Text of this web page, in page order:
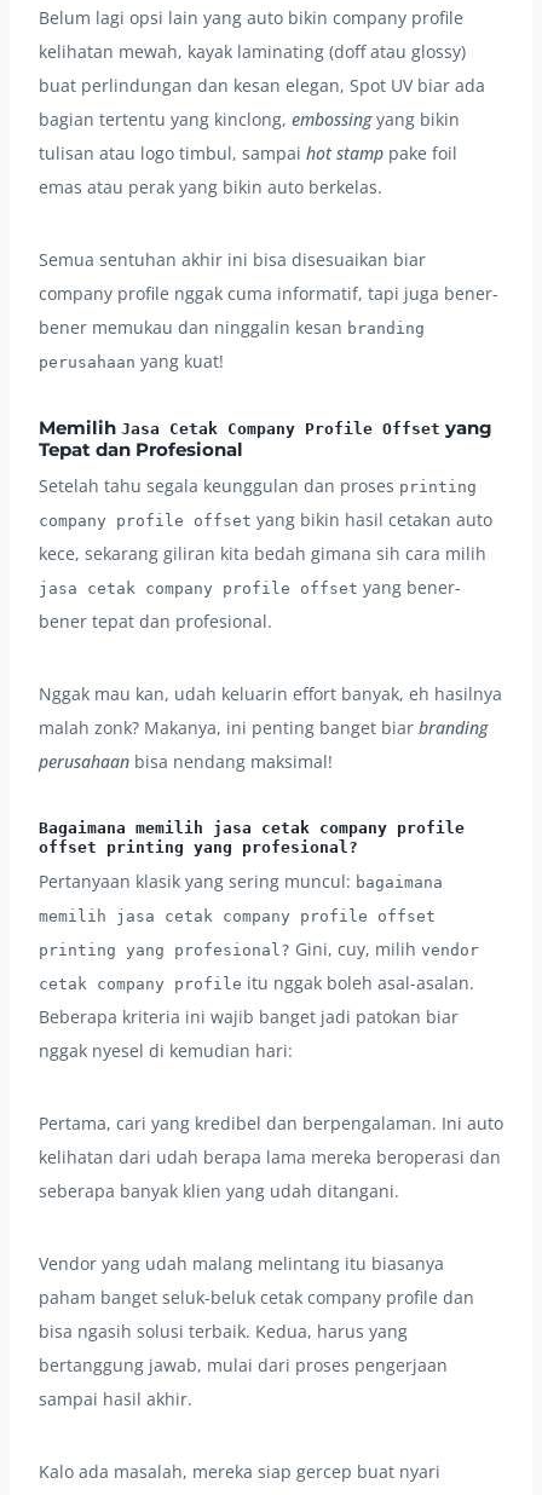
Belum lagi opsi lain yang auto bikin company profile
kelihatan mewah, kayak laminating (doff atau glossy)
buat perlindungan dan kesan elegan, Spot UV biar ada
bagian tertentu yang kinclong, embossingyang bikin
tulisan atau logo timbul, sampai hot stamp pake foil
emas atau perak yang bikin auto berkelas.
Semua sentuhan akhir ini bisa disesuaikan biar
company profile nggak cuma informatif, tapi juga bener-
bener memukau dan ninggalin kesan branding
perusahaan yang kuat!
Memilih Jasa Cetak Company Profile Offset yang
Tepat dan Profesional
Setelah tahu segala keunggulan dan proses printing
company profile offset yang bikin hasil cetakan auto
kece, sekarang giliran kita bedah gimana sih cara milih
jasa cetak company profile offset yang bener-
bener tepat dan profesional.
Nggak mau kan, udah keluarin effort banyak, eh hasilnya
malah zonk? Makanya, ini penting banget biar branding
perusahaan bisa nendang maksimal!
Bagaimana memilih jasa cetak company profile
offset printing yang profesional?
Pertanyaan klasik yang sering muncul: bagaimana
memilih jasa cetak company profile offset
printing yang profesional? Gini, cuy, milih vendor
cetak company profile itu nggak boleh asal-asalan.
Beberapa kriteria ini wajib banget jadi patokan biar
nggak nyesel di kemudian hari:
Pertama, cari yang kredibel dan berpengalaman. Ini auto
kelihatan dari udah berapa lama mereka beroperasi dan
seberapa banyak klien yang udah ditangani.
Vendor yang udah malang melintang itu biasanya
paham banget seluk-beluk cetak company profile dan
bisa ngasih solusi terbaik. Kedua, harus yang
bertanggung jawab, mulai dari proses pengerjaan
sampai hasil akhir.
Kalo ada masalah, mereka siap gercep buat nyari